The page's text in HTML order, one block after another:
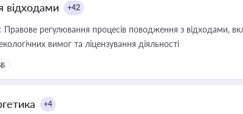
відходами +42
Правове регулювання процесів поводження з відходами,
вимог та ліцензування діяльності
+4